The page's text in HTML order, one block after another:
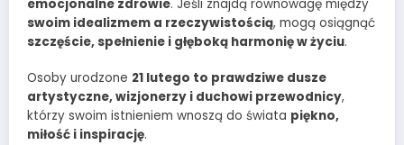
emocjonalne zdrowie. Jeśli znajdą równowagę między
swoim idealizmem a rzeczywistością, mogą osiągnąć
szczęście, spełnienie i głęboką harmonię w życiu.
Osoby urodzone 21 lutego to prawdziwe dusze
artystyczne, wizjonerzy i duchowi przewodnicy,
którzy swoim istnieniem wnoszą do świata piękno,
miłość i inspirację.